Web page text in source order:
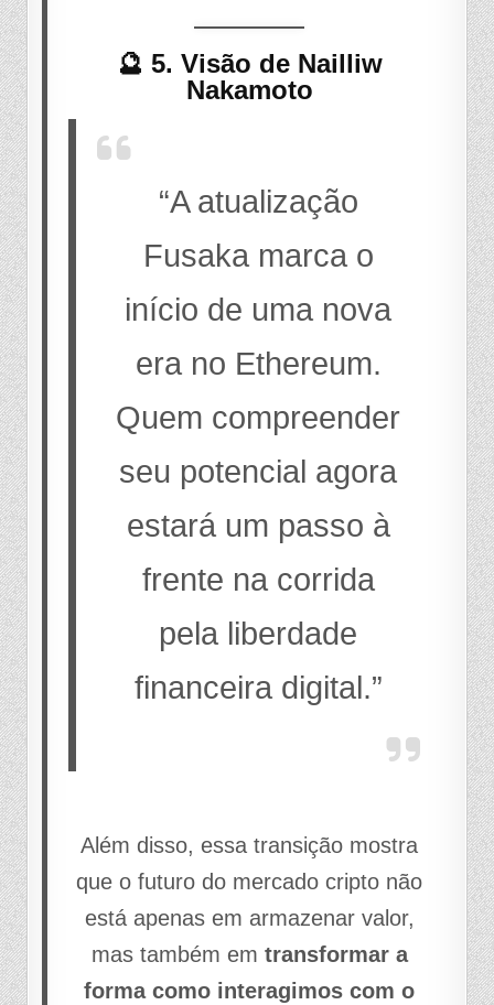
🔮 5. Visão de Nailliw
Nakamoto
“A atualização
Fusaka marca o
início de uma nova
era no Ethereum.
Quem compreender
seu potencial agora
estará um passo à
frente na corrida
pela liberdade
financeira digital.”
Além disso, essa transição mostra
que o futuro do mercado cripto não
está apenas em armazenar valor,
mas também em transformar a
forma como interagimos com o